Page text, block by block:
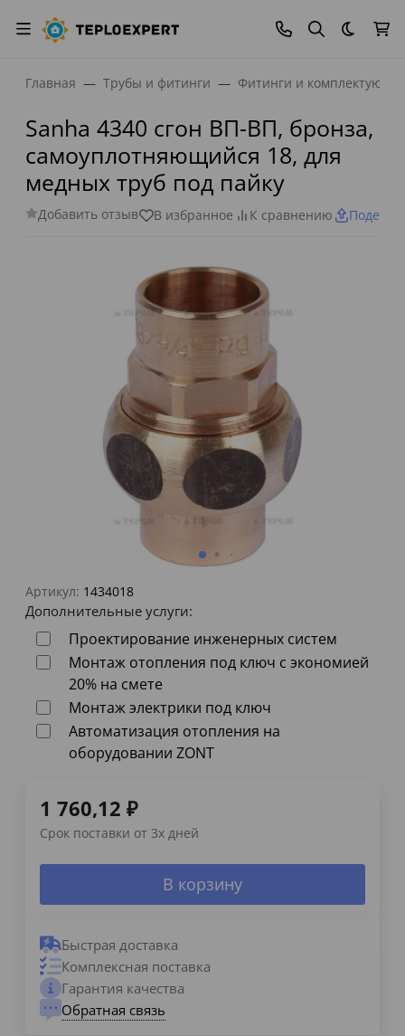
Темная
Главная Трубы и фитинги Фитинги и
Sanha 4340 сгон ВП-ВП, бронза,
самоуплотняющийся 18, для
медных труб под пайку
Добавить отзыв В избранное К сравнению
Артикул: 1434018
Дополнительные услуги:
Проектирование инженерных систем
Монтаж отопления под ключ с экономией
20% на смете
Монтаж электрики под ключ
Автоматизация отопления на
оборудовании ZONT
1 760,12 ₽
Срок поставки от 3х дней
В корзину
Быстрая доставка
Комплексная поставка
Гарантия качества
Обратная связь